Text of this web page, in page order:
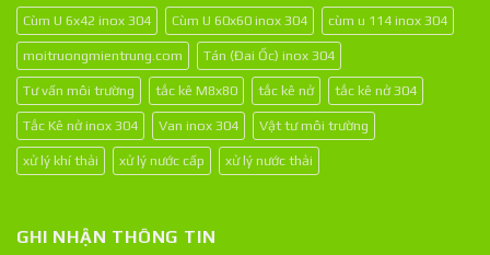
Cùm U 6x42 inox 304 Cùm U 60x60 inox 304 cùm u 114 inox 304
moitruongmientrung.com Tán (Đai Ốc) inox 304
Tư vấn môi trường tắc kê M8x80 tắc kê nở tắc kê nở 304
Tắc Kê nở inox 304 Van inox 304 Vật tư môi trường
xử lý khí thải xử lý nước cấp xử lý nước thải
GHI NHẬN THÔNG TIN